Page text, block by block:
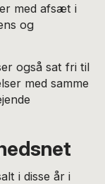
med afsæt i
og
også sat fri til
med samme
i disse år i